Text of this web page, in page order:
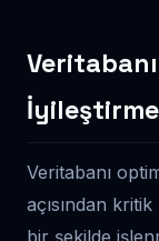
İyileştirme
Veritabanı
açısından